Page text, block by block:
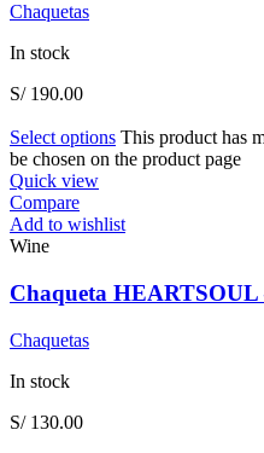
Chaquetas
In stock
S/190.00
Select options This product has
be chosen on the product page
Quick view
Compare
Add to wishlist
Wine
Chaqueta HEARTSOUL
Chaquetas
In stock
S/130.00